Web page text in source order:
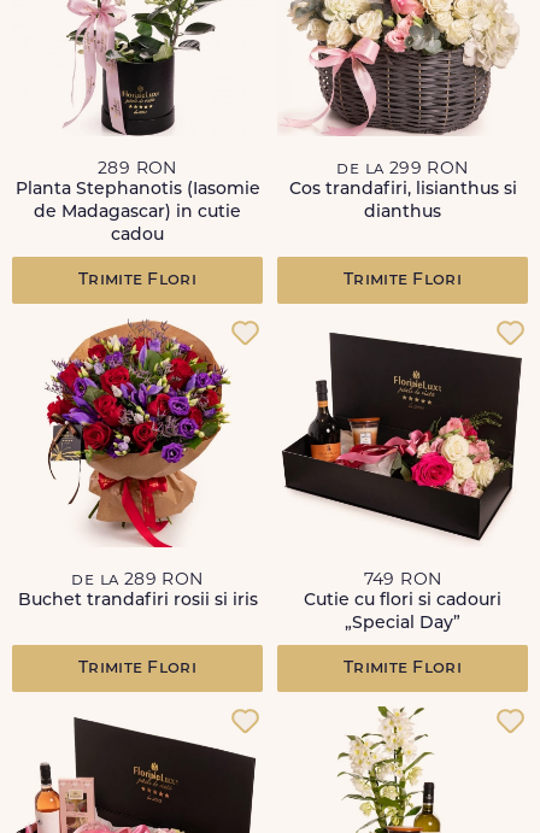
289 RON
Planta Stephanotis (Iasomie
de Madagascar) in cutie
cadou
Trimite Flori
de la 299 RON
Cos trandafiri, lisianthus si
dianthus
Trimite Flori
de la 289 RON
Buchet trandafiri rosii si iris
Trimite Flori
749 RON
Cutie cu flori si cadouri
„Special Day”
Trimite Flori